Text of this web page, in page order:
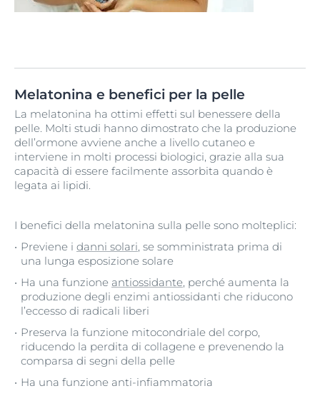
Melatonina e benefici per la pelle
La melatonina ha ottimi effetti sul benessere della
pelle. Molti studi hanno dimostrato che la produzione
dell’ormone avviene anche a livello cutaneo e
interviene in molti processi biologici, grazie alla sua
capacità di essere facilmente assorbita quando è
legata ai lipidi.
I benefici della melatonina sulla pelle sono molteplici:
Previene i danni solari, se somministrata prima di
una lunga esposizione solare
Ha una funzione antiossidante, perché aumenta la
produzione degli enzimi antiossidanti che riducono
l’eccesso di radicali liberi
Preserva la funzione mitocondriale del corpo,
riducendo la perdita di collagene e prevenendo la
comparsa di segni della pelle
Ha una funzione anti-infiammatoria